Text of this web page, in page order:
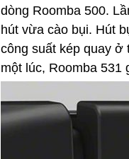
dòng Roomba 500.
hút vừa cào bụi. Hút
công suất kép quay ở
một lúc, Roomba 531